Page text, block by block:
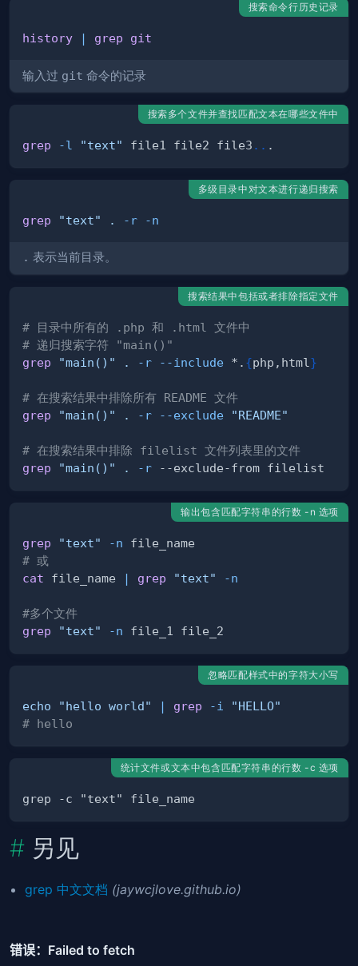
搜索命令行历史记录
history | grep git
输入过 git 命令的记录
搜索多个文件并查找匹配文本在哪些文件中
grep -l "text" file1 file2 file3 ..
多级目录中对文本进行递归搜索
grep "text" . -r -n
. 表示当前目录。
搜索结果中包括或者排除指定文件
# 目录中所有的 .php 和 .html 文件中
# 递归搜索字符 "main()"
grep
"main()" . -r --include *. {php,html }
# 在搜索结果中排除所有 README 文件
grep
"main()" . -r --exclude "README"
# 在搜索结果中排除 filelist 文件列表里的文件
grep
"main()" . -r
输出包含匹配字符串的行数 -n 选项
grep "text" -n
# 或
cat file_name | grep "text" -n
#多个文件
grep
"text" -n
忽略匹配样式中的字符大小写
echo "hello world" | grep -i
"HELLO"
# hello
统计文件或文本中包含匹配字符串的行数 -c 选项
另见
grep 中文文档 (jaywcjlove.github.io)